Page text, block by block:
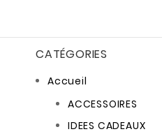
CATÉGORIES
Accueil
ACCESSOIRES
IDEES CADEAUX